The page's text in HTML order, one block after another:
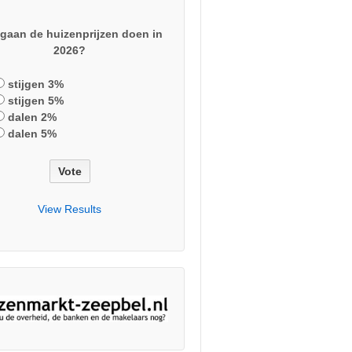
de huizenprijzen doen in
2026?
stijgen 3%
stijgen 5%
dalen 2%
dalen 5%
View Results